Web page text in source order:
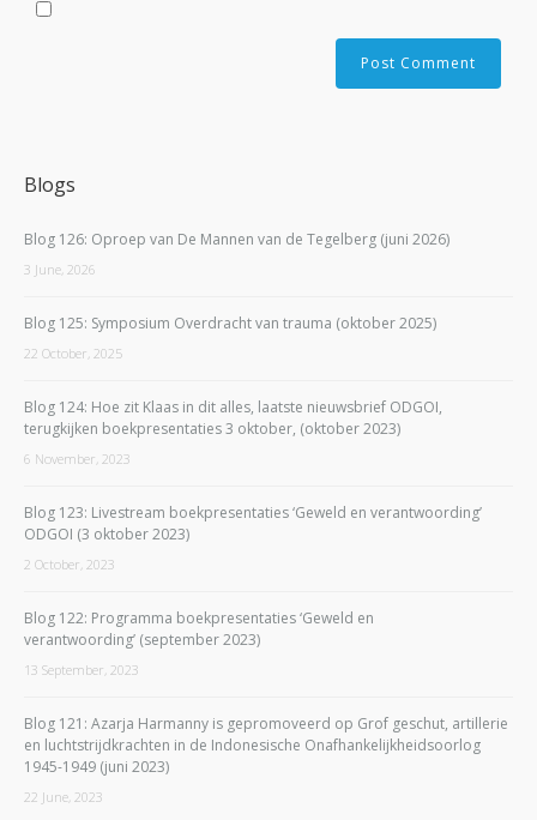
Blogs
Blog 126: Oproep van De Mannen van de Tegelberg (juni 2026)
3 June, 2026
Blog 125: Symposium Overdracht van trauma (oktober 2025)
22 October, 2025
Blog 124: Hoe zit Klaas in dit alles, laatste nieuwsbrief ODGOI,
terugkijken boekpresentaties 3 oktober, (oktober 2023)
6 November, 2023
Blog 123: Livestream boekpresentaties ‘Geweld en verantwoording’
ODGOI (3 oktober 2023)
2 October, 2023
Blog 122: Programma boekpresentaties ‘Geweld en
verantwoording’ (september 2023)
13 September, 2023
Blog 121: Azarja Harmanny is gepromoveerd op Grof geschut, artillerie
en luchtstrijdkrachten in de Indonesische Onafhankelijkheidsoorlog
1945-1949 (juni 2023)
22 June, 2023